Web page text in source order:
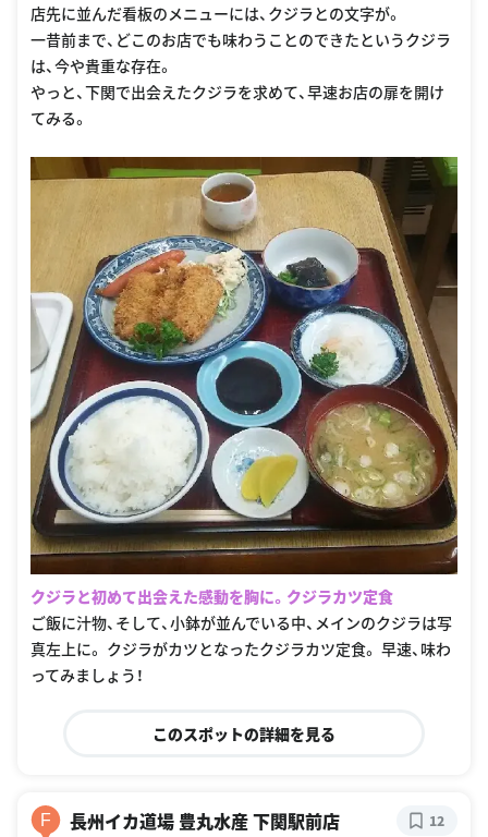
店先に並んだ看板のメニューには、クジラとの文字が。
一昔前まで、どこのお店でも味わうことのできたというクジラ
は、今や貴重な存在。
やっと、下関で出会えたクジラを求めて、早速お店の扉を開け
てみる。
クジラと初めて出会えた感動を胸に。クジラカツ定食
ご飯に汁物、そして、小鉢が並んでいる中、メインのクジラは写
真左上に。 クジラがカツとなったクジラカツ定食。 早速、味わ
ってみましょう！
このスポットの詳細を見る
F 長州イカ道場 豊丸水産 下関駅前店 12